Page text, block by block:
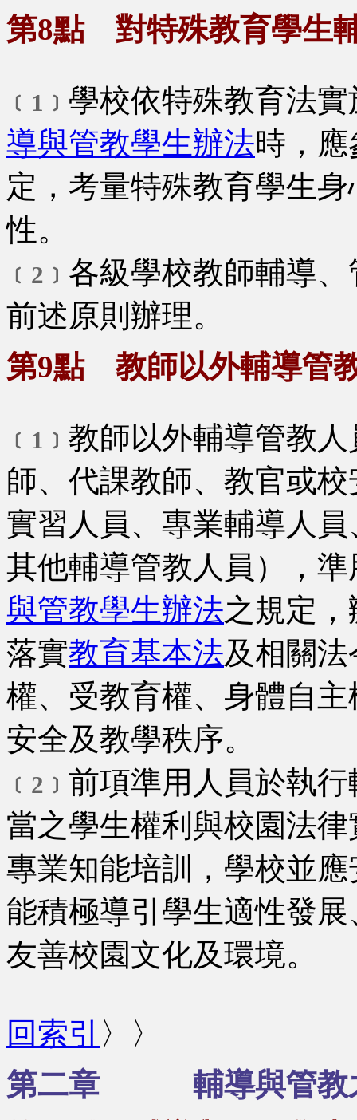
第8點 對特殊教育學生
﹝1﹞ 學校依特殊教育法
導與管教學生辦法時，
定，考量特殊教育學生
性。
﹝2﹞ 各級學校教師輔導
前述原則辦理。
第9點 教師以外輔導管
﹝1﹞ 教師以外輔導管教
師、代課教師、教官或
實習人員、專業輔導人
其他輔導管教人員），
與管教學生辦法之規定
落實教育基本法及相關
權、受教育權、身體自
安全及教學秩序。
﹝2﹞ 前項準用人員於執
當之學生權利與校園法
專業知能培訓，學校並
能積極導引學生適性發
友善校園文化及環境。
回索引 〉〉
第二章 輔導與管教